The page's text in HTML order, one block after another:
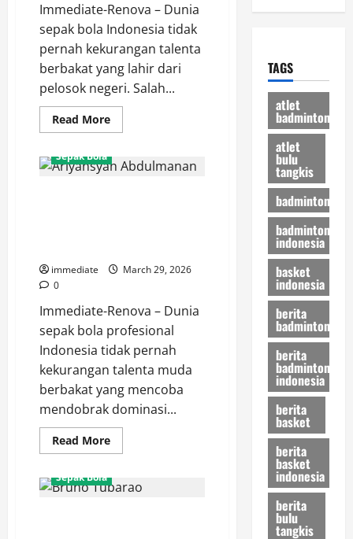
Immediate-Renova – Dunia
sepak bola Indonesia tidak
pernah kekurangan talenta
berbakat yang lahir dari
pelosok negeri. Salah...
Read MoreRead
more
Witan
Sulaeman,
Sepak Bola
immediate
March 29, 2026
0
Immediate-Renova – Dunia
sepak bola profesional
Indonesia tidak pernah
kekurangan talenta muda
berbakat yang mencoba
mendobrak dominasi...
Read MoreRead
more
Arlyansyah
Abdulmanan,
Sepak Bola
TAGS
atlet
badminton
atlet
bulu
tangkis
badminton
badminton
indonesia
basket
indonesia
berita
badminton
berita
badminton
indonesia
berita
basket
berita
basket
indonesia
berita
bulu
tangkis